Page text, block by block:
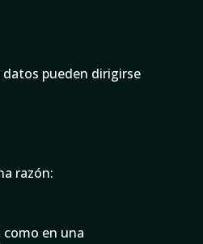
pueden dirigirse
razón:
como en una